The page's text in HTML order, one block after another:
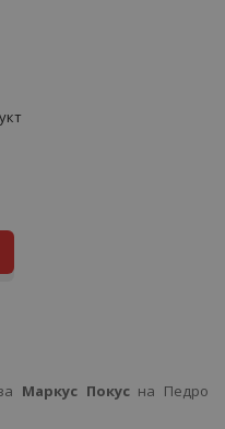
Маркус Покусна Педро